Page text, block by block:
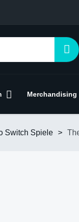
Merchandising
Switch Spiele >